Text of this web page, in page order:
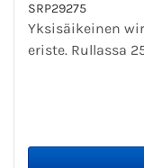
SRP29275
Yksisäikeinen
eriste. Rullassa